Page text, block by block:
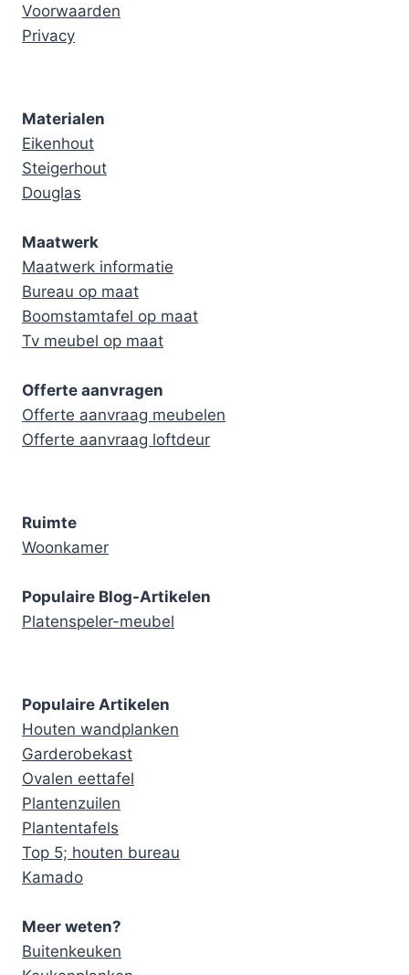
Voorwaarden
Privacy
Materialen
Eikenhout
Steigerhout
Douglas
Maatwerk
Maatwerk informatie
Bureau op maat
Boomstamtafel op maat
Tv meubel op maat
Offerte aanvragen
Offerte aanvraag meubelen
Offerte aanvraag loftdeur
Ruimte
Woonkamer
Populaire Blog-Artikelen
Platenspeler-meubel
Populaire Artikelen
Houten wandplanken
Garderobekast
Ovalen eettafel
Plantenzuilen
Plantentafels
Top 5; houten bureau
Kamado
Meer weten?
Buitenkeuken